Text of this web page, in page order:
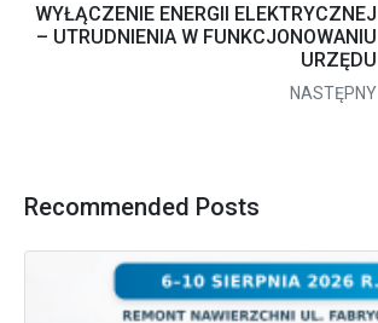
WYŁĄCZENIE ENERGII ELEKTRYCZNEJ
– UTRUDNIENIA W FUNKCJONOWANIU
URZĘDU
NASTĘPNY
Recommended Posts